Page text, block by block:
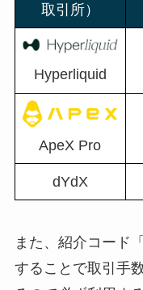
取引所）
Hyperliquid
ApeX Pro
dYdX
また、紹介コード
することで取引手